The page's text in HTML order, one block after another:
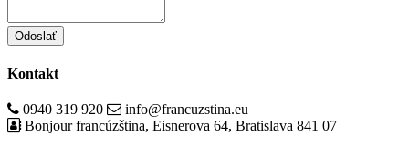
Odoslať
Kontakt
0940 319 920
info@francuzstina.eu
Bonjour francúzština, Eisnerova 64, Bratislava 841 07